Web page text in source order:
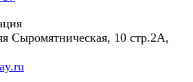
Сыромятническая, 10 стр.2А,